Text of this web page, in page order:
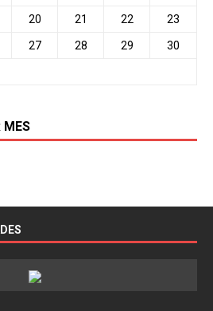
20 21 22 23
27 28 29 30
MES